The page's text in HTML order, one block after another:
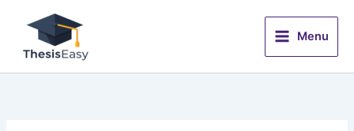
content
Menu